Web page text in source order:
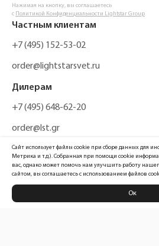
Нажимая на кнопку, вы соглашаетесь
с Политикой Конфиденциальности Lightstar Group
Частным клиентам
+7 (495) 152-53-02
order@lightstarsvet.ru
Дилерам
+7 (495) 648-62-20
order@lst.gr
Политика конфиденциальности
Сайт использует файлы cookie при сборе данных для
Метрика и т.д.). Собранная при помощи cookie
вас, однако может помочь нам улучшить работу
сайтом, вы соглашаетесь с использованием файлов
Ок